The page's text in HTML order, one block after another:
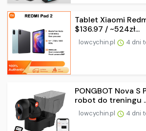
Tablet Xiaomi
$136.97 / ~524zł...
lowcychin.pl 4 dni
PONGBOT Nova
robot do treningu
lowcychin.pl 4 dni